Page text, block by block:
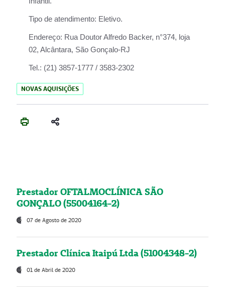
Tipo de atendimento: Eletivo.
Endereço: Rua Doutor Alfredo Backer, n°374, loja
02, Alcântara, São Gonçalo-RJ
Tel.: (21) 3857-1777 / 3583-2302
NOVAS AQUISIÇÕES
Prestador OFTALMOCLÍNICA SÃO
GONÇALO (55004164-2)
07 de Agosto de 2020
Prestador Clínica Itaipú Ltda (51004348-2)
01 de Abril de 2020